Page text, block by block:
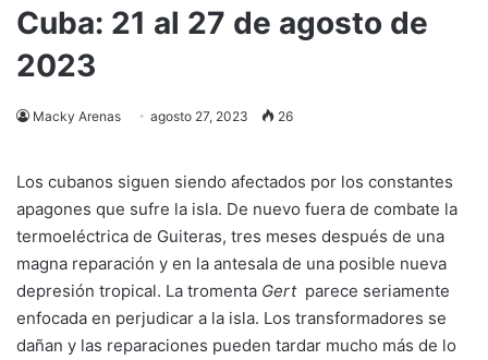
Cuba: 21 al 27 de agosto de
2023
Macky Arenas agosto 27, 2023 26
Los cubanos siguen siendo afectados por los constantes
apagones que sufre la isla. De nuevo fuera de combate la
termoeléctrica de Guiteras, tres meses después de una
magna reparación y en la antesala de una posible nueva
depresión tropical. La tromenta Gertparece seriamente
enfocada en perjudicar a la isla. Los transformadores se
dañan y las reparaciones pueden tardar mucho más de lo